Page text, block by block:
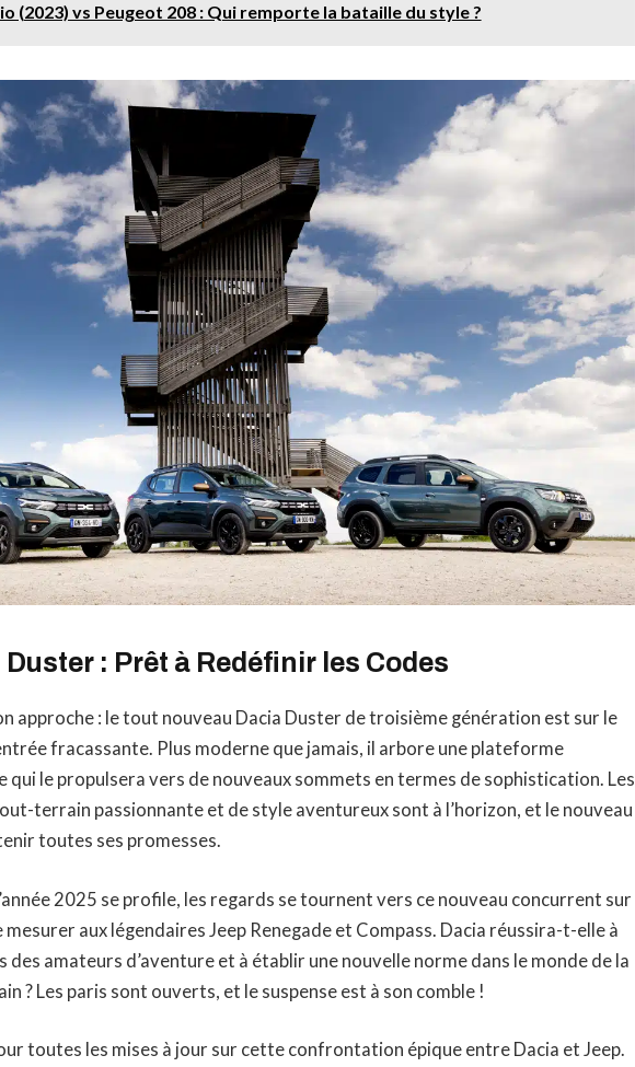
(2023) vs Peugeot 208 : Qui remporte la bataille du style ?
Duster : Prêt à Redéfinir les Codes
approche : le tout nouveau Dacia Duster de troisième génération est sur le
fracassante. Plus moderne que jamais, il arbore une plateforme
qui le propulsera vers de nouveaux sommets en termes de sophistication. Les
terrain passionnante et de style aventureux sont à l’horizon, et le nouveau
toutes ses promesses.
2025 se profile, les regards se tournent vers ce nouveau concurrent sur
mesurer aux légendaires Jeep Renegade et Compass. Dacia réussira-t-elle à
amateurs d’aventure et à établir une nouvelle norme dans le monde de la
? Les paris sont ouverts, et le suspense est à son comble !
toutes les mises à jour sur cette confrontation épique entre Dacia et Jeep.